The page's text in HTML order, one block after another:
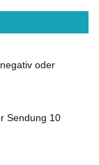
oder
Sendung 10